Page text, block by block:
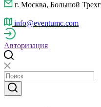
г. Москва, Большой
info@eventumc.com
Авторизация